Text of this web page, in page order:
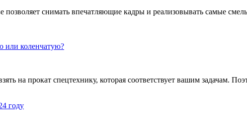
позволяет снимать впечатляющие кадры и реализовывать самые
или коленчатую?
на прокат спецтехнику, которая соответствует вашим задачам.
году